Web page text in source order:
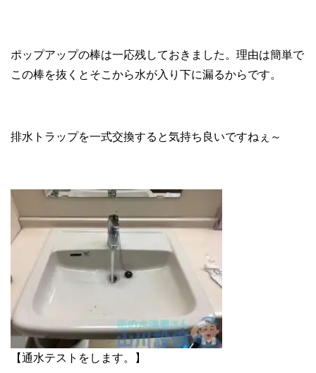
ポップアップの棒は一応残しておきました。理由は簡単で
この棒を抜くとそこから水が入り下に漏るからです。
排水トラップを一式交換すると気持ち良いですねぇ～
【通水テストをします。】